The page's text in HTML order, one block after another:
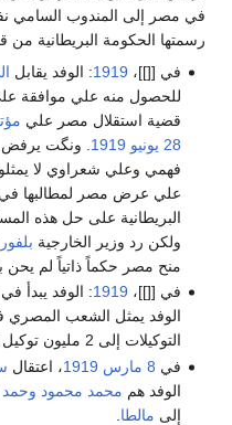
في مصر إلى المندوب السامي
رسمتها الحكومة البريطانية من
في [[]]، 1919: الوفد يقابل
للحصول منه علي موافقة
قضية استقلال مصر علي
28 يونيو
1919 . ونگت يرفض
فهمي وعلي شعراوي لا
علي عرض مصر لمطالبها
البريطانية على حل هذه
ولكن رد وزير الخارجية بلفور
منح مصر حكماً ذاتياً لم يحن
في [[]]، 1919: الوفد يبدأ
الوفد يمثل الشعب
التوكيلات إلى 2 مليون توكيل فى شعب كان تعداده 14 مليون.
في 8 مارس 1919، اعتقال
الوفد هم محمد محمود وحمد
إلى مالطا